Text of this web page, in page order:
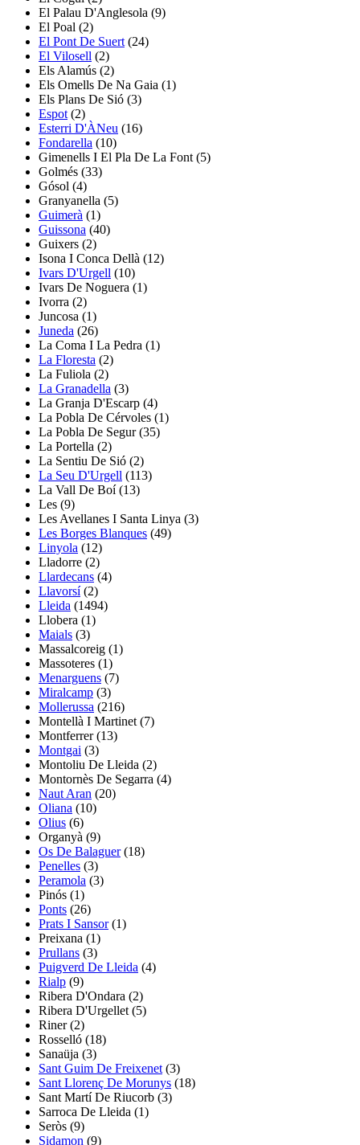
El Palau D'Anglesola (9)
El Poal (2)
El Pont De Suert (24)
El Vilosell (2)
Els Alamús (2)
Els Omells De Na Gaia (1)
Els Plans De Sió (3)
Espot (2)
Esterri D'ÀNeu (16)
Fondarella (10)
Gimenells I El Pla De La Font (5)
Golmés (33)
Gósol (4)
Granyanella (5)
Guimerà (1)
Guissona (40)
Guixers (2)
Isona I Conca Dellà (12)
Ivars D'Urgell (10)
Ivars De Noguera (1)
Ivorra (2)
Juncosa (1)
Juneda (26)
La Coma I La Pedra (1)
La Floresta (2)
La Fuliola (2)
La Granadella (3)
La Granja D'Escarp (4)
La Pobla De Cérvoles (1)
La Pobla De Segur (35)
La Portella (2)
La Sentiu De Sió (2)
La Seu D'Urgell (113)
La Vall De Boí(13)
Les (9)
Les Avellanes I Santa Linya (3)
Les Borges Blanques (49)
Linyola (12)
Lladorre (2)
Llardecans (4)
Llavorsí(2)
Lleida (1494)
Llobera (1)
Maials (3)
Massalcoreig (1)
Massoteres (1)
Menarguens (7)
Miralcamp (3)
Mollerussa (216)
Montellà I Martinet (7)
Montferrer(13)
Montgai (3)
Montoliu De Lleida (2)
Montornès De Segarra (4)
Naut Aran (20)
Oliana (10)
Olius (6)
Organyà (9)
Os De Balaguer(18)
Penelles (3)
Peramola (3)
Pinós (1)
Ponts (26)
Prats I Sansor(1)
Preixana (1)
Prullans (3)
Puigverd De Lleida (4)
Rialp (9)
Ribera D'Ondara (2)
Ribera D'Urgellet (5)
Riner(2)
Rosselló (18)
Sanaüja (3)
Sant Guim De Freixenet (3)
Sant Llorenç De Morunys (18)
Sant Martí De Riucorb (3)
Sarroca De Lleida (1)
Seròs (9)
Sidamon (9)